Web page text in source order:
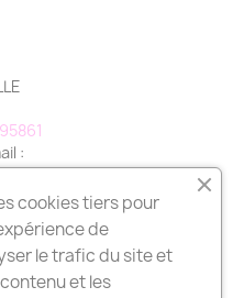
:
vérifier.
cookies tiers pour
de
le trafic du site et
et les